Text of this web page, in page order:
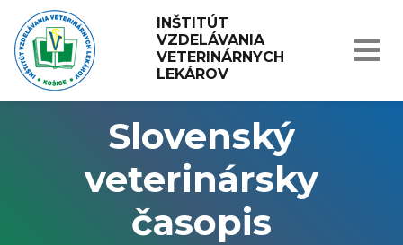
INŠTITÚT
VZDELÁVANIA
VETERINÁRNYCH
LEKÁROV
Slovenský
veterinársky
časopis